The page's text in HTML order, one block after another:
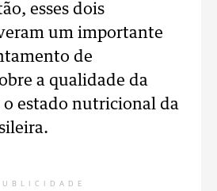
esses dois
um importante
de
a qualidade da
o estado nutricional da